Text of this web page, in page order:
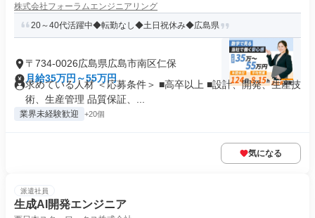
株式会社フォーラムエンジニアリング
20～40代活躍中◆転勤なし◆土日祝休み◆広島県
〒734-0026広島県広島市南区仁保
月給35万円～55万円
求めている人材 ＜応募条件＞ ■高卒以上 ■設計、開発、生産技
術、生産管理 品質保証、...
業界未経験歓迎 +20個
気になる
派遣社員
生成AI開発エンジニア